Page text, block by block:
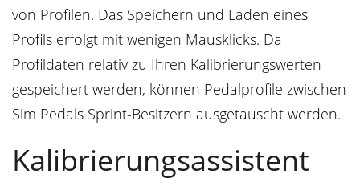
von Profilen. Das Speichern und Laden eines
Profils erfolgt mit wenigen Mausklicks. Da
Profildaten relativ zu Ihren Kalibrierungswerten
gespeichert werden, können Pedalprofile zwischen
Sim Pedals Sprint-Besitzern ausgetauscht werden.
Kalibrierungsassistent